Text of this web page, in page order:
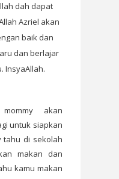
dah dapat
Azriel akan
baik dan
dan berlajar
InsyaAllah.
akan
untuk siapkan
tahu di sekolah
makan dan
kamu makan